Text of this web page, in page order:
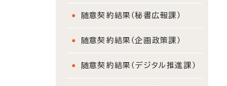
随意契約結果（秘書広報課）
随意契約結果（企画政策課）
随意契約結果（デジタル推進課）